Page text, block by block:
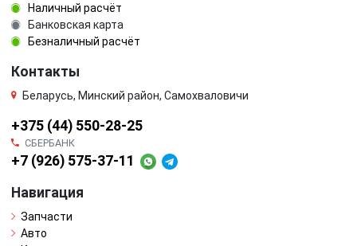
Наличный расчёт
Банковская карта
Безналичный расчёт
Контакты
Беларусь, Минский район, Самохваловичи
+375 (44) 550-28-25
СБЕРБАНК
+7 (926) 575-37-11
Навигация
Запчасти
Авто